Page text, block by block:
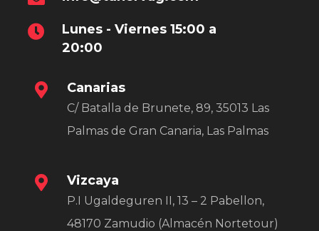
Lunes - Viernes 15:00 a
20:00
Canarias
C/ Batalla de Brunete, 89, 35013 Las
Palmas de Gran Canaria, Las Palmas
Vizcaya
P.I Ugaldeguren II, 13 – 2 Pabellon,
48170 Zamudio (Almacén Nortetour)